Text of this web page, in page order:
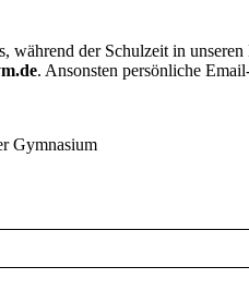
während der Schulzeit in
. Ansonsten persönliche
Gymnasium